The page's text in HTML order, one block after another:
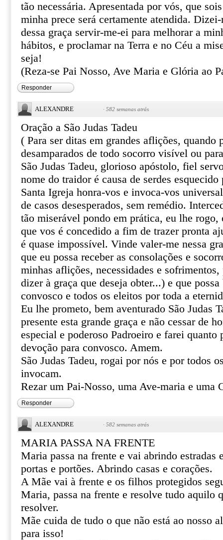
tão necessária. Apresentada por vós, que
minha prece será certamente atendida.
dessa graça servir-me-ei para melhorar a
hábitos, e proclamar na Terra e no Céu a
seja!
(Reza-se Pai Nosso, Ave Maria e Glória ao
Responder
ALEXANDRE · 582 semanas atrás
Oração a São Judas Tadeu
( Para ser ditas em grandes aflições, quando
desamparados de todo socorro visível ou
São Judas Tadeu, glorioso apóstolo, fiel
nome do traidor é causa de serdes
Santa Igreja honra-vos e invoca-vos
de casos desesperados, sem remédio.
tão miserável pondo em prática, eu lhe
que vos é concedido a fim de trazer pronta
é quase impossível. Vinde valer-me nessa
que eu possa receber as consolações e
minhas aflições, necessidades e
dizer à graça que deseja obter...) e que
convosco e todos os eleitos por toda a
Eu lhe prometo, bem aventurado São Judas
presente esta grande graça e não cessar de
especial e poderoso Padroeiro e farei quanto
devoção para convosco. Amem.
São Judas Tadeu, rogai por nós e por todos
invocam.
Rezar um Pai-Nosso, uma Ave-maria e uma
Responder
ALEXANDRE · 582 semanas atrás
MARIA PASSA NA FRENTE
Maria passa na frente e vai abrindo estradas
portas e portões. Abrindo casas e corações.
A Mãe vai à frente e os filhos protegidos
Maria, passa na frente e resolve tudo aquilo
resolver.
Mãe cuida de tudo o que não está ao nosso
para isso!